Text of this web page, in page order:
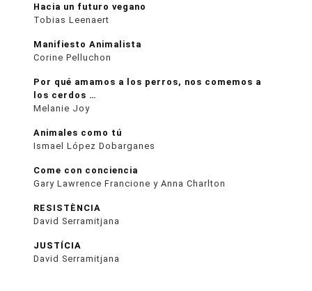
Hacia un futuro vegano
Tobias Leenaert
Manifiesto Animalista
Corine Pelluchon
Por qué amamos a los perros, nos comemos a
los cerdos …
Melanie Joy
Animales como tú
Ismael López Dobarganes
Come con conciencia
Gary Lawrence Francione y Anna Charlton
RESISTÈNCIA
David Serramitjana
JUSTÍCIA
David Serramitjana